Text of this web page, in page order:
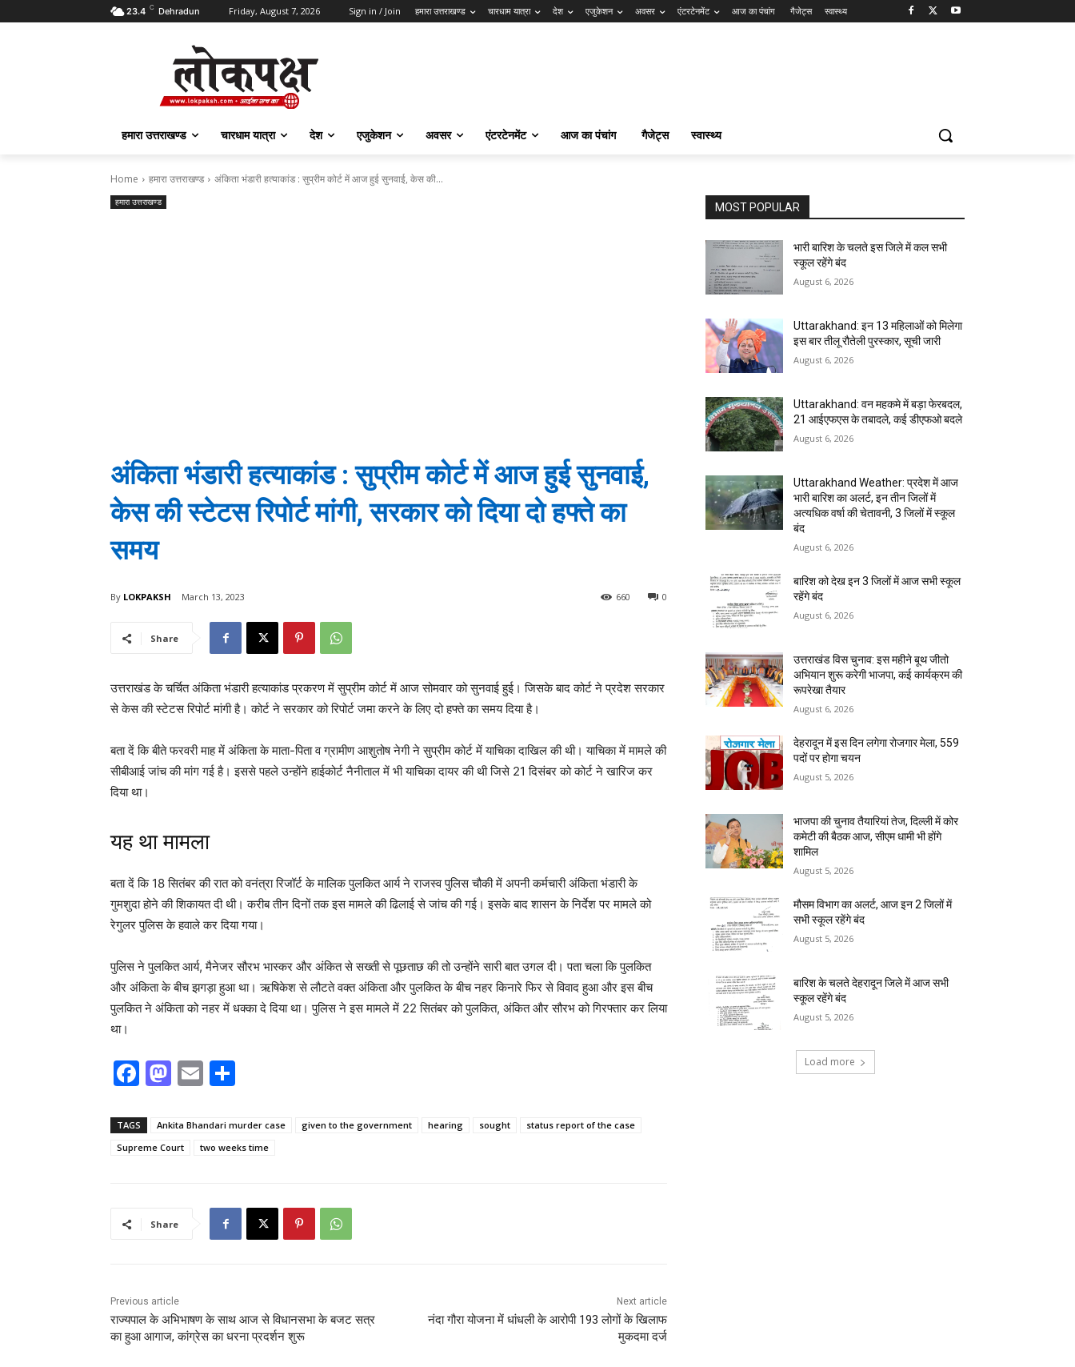
23.4 C Dehradun Friday, August 7, 2026 Sign in / Join हमारा उत्तराखण्ड चारधाम यात्रा देश एजुकेशन अवसर एंटरटेनमेंट आज का पंचांग गैजेट्स स्वास्थ्य
हमारा उत्तराखण्ड चारधाम यात्रा देश एजुकेशन अवसर एंटरटेनमेंट आज का पंचांग गैजेट्स स्वास्थ्य
Home हमारा उत्तराखण्ड अंकिता भंडारी हत्याकांड : सुप्रीम कोर्ट में आज हुई सुनवाई, केस की...
हमारा उत्तराखण्ड
अंकिता भंडारी हत्याकांड : सुप्रीम कोर्ट में आज हुई सुनवाई,
केस की स्टेटस रिपोर्ट मांगी, सरकार को दिया दो हफ्ते का
समय
By LOKPAKSH March 13, 2023 0
660
Share
उत्तराखंड के चर्चित अंकिता भंडारी हत्याकांड प्रकरण में सुप्रीम कोर्ट में आज सोमवार को सुनवाई हुई। जिसके बाद कोर्ट ने प्रदेश सरकार
से केस की स्टेटस रिपोर्ट मांगी है। कोर्ट ने सरकार को रिपोर्ट जमा करने के लिए दो हफ्ते का समय दिया है।
बता दें कि बीते फरवरी माह में अंकिता के माता-पिता व ग्रामीण आशुतोष नेगी ने सुप्रीम कोर्ट में याचिका दाखिल की थी। याचिका में मामले की
सीबीआई जांच की मांग गई है। इससे पहले उन्होंने हाईकोर्ट नैनीताल में भी याचिका दायर की थी जिसे 21 दिसंबर को कोर्ट ने खारिज कर
दिया था।
यह था मामला
बता दें कि 18 सितंबर की रात को वनंत्रा रिजॉर्ट के मालिक पुलकित आर्य ने राजस्व पुलिस चौकी में अपनी कर्मचारी अंकिता भंडारी के
गुमशुदा होने की शिकायत दी थी। करीब तीन दिनों तक इस मामले की ढिलाई से जांच की गई। इसके बाद शासन के निर्देश पर मामले को
रेगुलर पुलिस के हवाले कर दिया गया।
पुलिस ने पुलकित आर्य, मैनेजर सौरभ भास्कर और अंकित से सख्ती से पूछताछ की तो उन्होंने सारी बात उगल दी। पता चला कि पुलकित
और अंकिता के बीच झगड़ा हुआ था। ऋषिकेश से लौटते वक्त अंकिता और पुलकित के बीच नहर किनारे फिर से विवाद हुआ और इस बीच
पुलकित ने अंकिता को नहर में धक्का दे दिया था। पुलिस ने इस मामले में 22 सितंबर को पुलकित, अंकित और सौरभ को गिरफ्तार कर लिया
था।
F
c
e
o
M
st
o
n
E
ai
l
ar
e
TAGS Ankita Bhandari murder case given to the government hearing sought
status report of the case
Supreme Court
two weeks time
Share
Previous article
राज्यपाल के अभिभाषण के साथ आज से विधानसभा के बजट सत्र
का हुआ आगाज, कांग्रेस का धरना प्रदर्शन शुरू
Next article
नंदा गौरा योजना में धांधली के आरोपी 193 लोगों के खिलाफ
मुकदमा दर्ज
MOST POPULAR
भारी बारिश के चलते इस जिले में कल सभी
स्कूल रहेंगे बंद
August 6, 2026
Uttarakhand: इन 13 महिलाओं को मिलेगा
इस बार तीलू रौतेली पुरस्कार, सूची जारी
August 6, 2026
Uttarakhand: वन महकमे में बड़ा फेरबदल,
21 आईएफएस के तबादले, कई डीएफओ बदले
August 6, 2026
Uttarakhand Weather: प्रदेश में आज
भारी बारिश का अलर्ट, इन तीन जिलों में
अत्यधिक वर्षा की चेतावनी, 3 जिलों में स्कूल
बंद
August 6, 2026
बारिश को देख इन 3 जिलों में आज सभी स्कूल
रहेंगे बंद
August 6, 2026
उत्तराखंड विस चुनाव: इस महीने बूथ जीतो
अभियान शुरू करेगी भाजपा, कई कार्यक्रम की
रूपरेखा तैयार
August 6, 2026
देहरादून में इस दिन लगेगा रोजगार मेला, 559
पदों पर होगा चयन
August 5, 2026
भाजपा की चुनाव तैयारियां तेज, दिल्ली में कोर
कमेटी की बैठक आज, सीएम धामी भी होंगे
शामिल
August 5, 2026
मौसम विभाग का अलर्ट, आज इन 2 जिलों में
सभी स्कूल रहेंगे बंद
August 5, 2026
बारिश के चलते देहरादून जिले में आज सभी
स्कूल रहेंगे बंद
August 5, 2026
Load more